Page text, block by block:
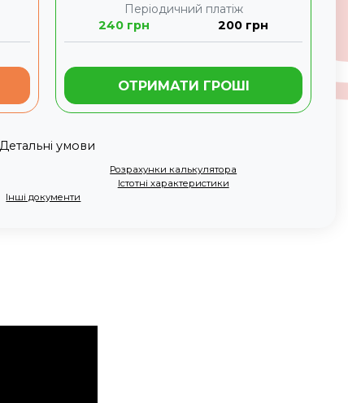
Періодичний платіж
240 грн 200грн
ОТРИМАТИ ГРОШІ
Детальні умови
Розрахунки калькулятора
Істотні характеристики
Інші документи